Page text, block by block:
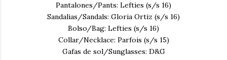
Pantalones/Pants: Lefties (s/s 16)
Sandalias/Sandals: Gloria Ortiz (s/s 16)
Bolso/Bag: Lefties (s/s 16)
Collar/Necklace: Parfois (s/s 15)
Gafas de sol/Sunglasses: D&G